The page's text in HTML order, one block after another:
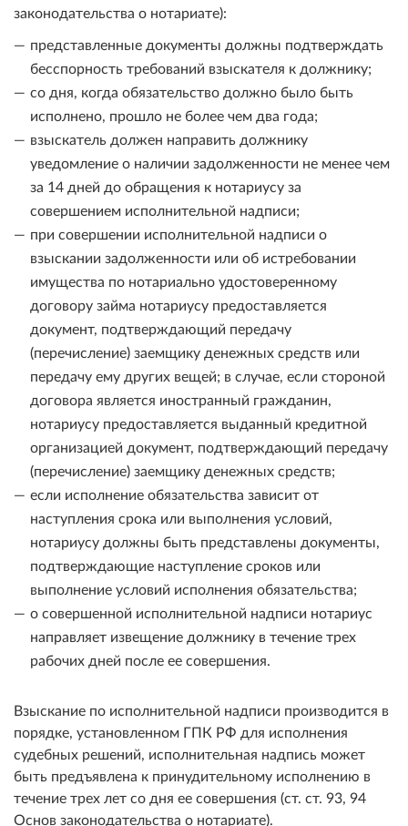
законодательства о нотариате):
представленные документы должны подтверждать
бесспорность требований взыскателя к должнику;
со дня, когда обязательство должно было быть
исполнено, прошло не более чем два года;
взыскатель должен направить должнику
уведомление о наличии задолженности не менее чем
за 14 дней до обращения к нотариусу за
совершением исполнительной надписи;
при совершении исполнительной надписи о
взыскании задолженности или об истребовании
имущества по нотариально удостоверенному
договору займа нотариусу предоставляется
документ, подтверждающий передачу
(перечисление) заемщику денежных средств или
передачу ему других вещей; в случае, если стороной
договора является иностранный гражданин,
нотариусу предоставляется выданный кредитной
организацией документ, подтверждающий передачу
(перечисление) заемщику денежных средств;
если исполнение обязательства зависит от
наступления срока или выполнения условий,
нотариусу должны быть представлены документы,
подтверждающие наступление сроков или
выполнение условий исполнения обязательства;
о совершенной исполнительной надписи нотариус
направляет извещение должнику в течение трех
рабочих дней после ее совершения.
Взыскание по исполнительной надписи производится в
порядке, установленном ГПК РФ для исполнения
судебных решений, исполнительная надпись может
быть предъявлена к принудительному исполнению в
течение трех лет со дня ее совершения (ст. ст. 93, 94
Основ законодательства о нотариате).